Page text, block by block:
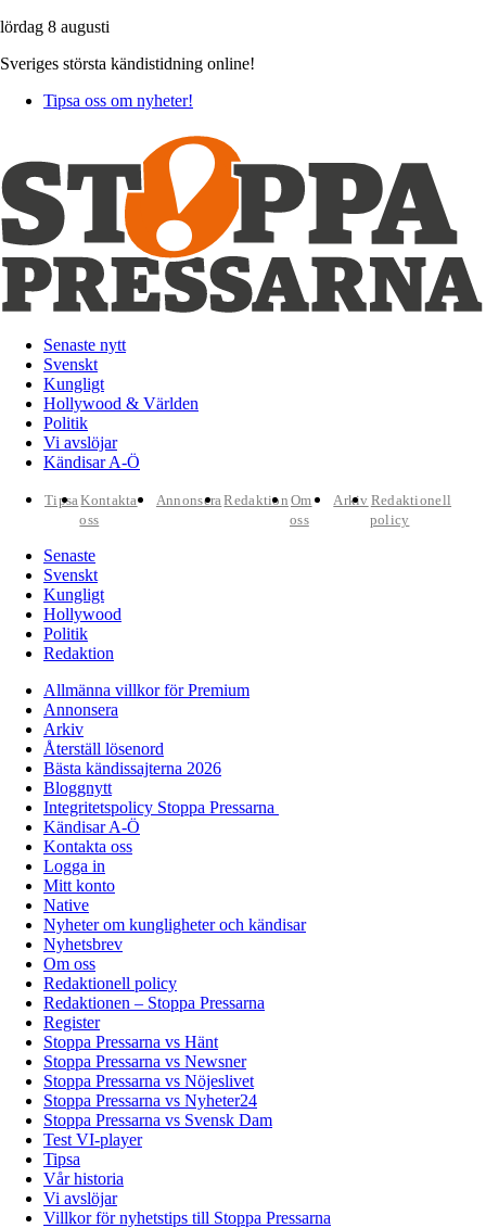
lördag 8 augusti
Sveriges största kändistidning online!
Tipsa oss om nyheter!
Senaste nytt
Svenskt
Kungligt
Hollywood & Världen
Politik
Vi avslöjar
Kändisar A-Ö
TipsaKontakta
oss
AnnonseraRedaktion Om
oss
Arkiv Redaktionell
policy
Senaste
Svenskt
Kungligt
Hollywood
Politik
Redaktion
Allmänna villkor för Premium
Annonsera
Arkiv
Återställ lösenord
Bästa kändissajterna 2026
Bloggnytt
Integritetspolicy Stoppa Pressarna
Kändisar A-Ö
Kontakta oss
Logga in
Mitt konto
Native
Nyheter om kungligheter och kändisar
Nyhetsbrev
Om oss
Redaktionell policy
Redaktionen – Stoppa Pressarna
Register
Stoppa Pressarna vs Hänt
Stoppa Pressarna vs Newsner
Stoppa Pressarna vs Nöjeslivet
Stoppa Pressarna vs Nyheter24
Stoppa Pressarna vs Svensk Dam
Test VI-player
Tipsa
Vår historia
Vi avslöjar
Villkor för nyhetstips till Stoppa Pressarna